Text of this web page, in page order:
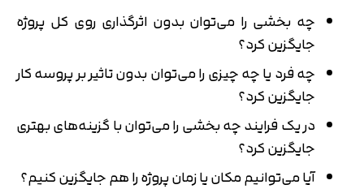
چه بخشی را می‌توان بدون اثرگذاری روی کل پروژه
جایگزین کرد؟
چه فرد یا چه چیزی را می‌توان بدون تاثیر بر پروسه کار
جایگزین کرد؟
در یک فرایند چه بخشی را می‌توان با گزینه‌های بهتری
جایگزین کرد؟
آیا می‌توانیم مکان یا زمان پروژه را هم جایگزین کنیم؟